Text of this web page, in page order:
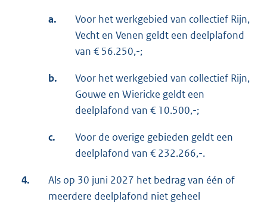
a.
Voor het werkgebied van collectief Rijn,
Vecht en Venen geldt een deelplafond
van € 56.250,-;
b.
Voor het werkgebied van collectief Rijn,
Gouwe en Wiericke geldt een
deelplafond van € 10.500,-;
c.
Voor de overige gebieden geldt een
deelplafond van € 232.266,-.
4.
Als op 30 juni 2027 het bedrag van één of
meerdere deelplafond niet geheel